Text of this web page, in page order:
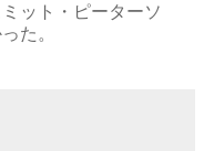
ット・ピーターソ
た。